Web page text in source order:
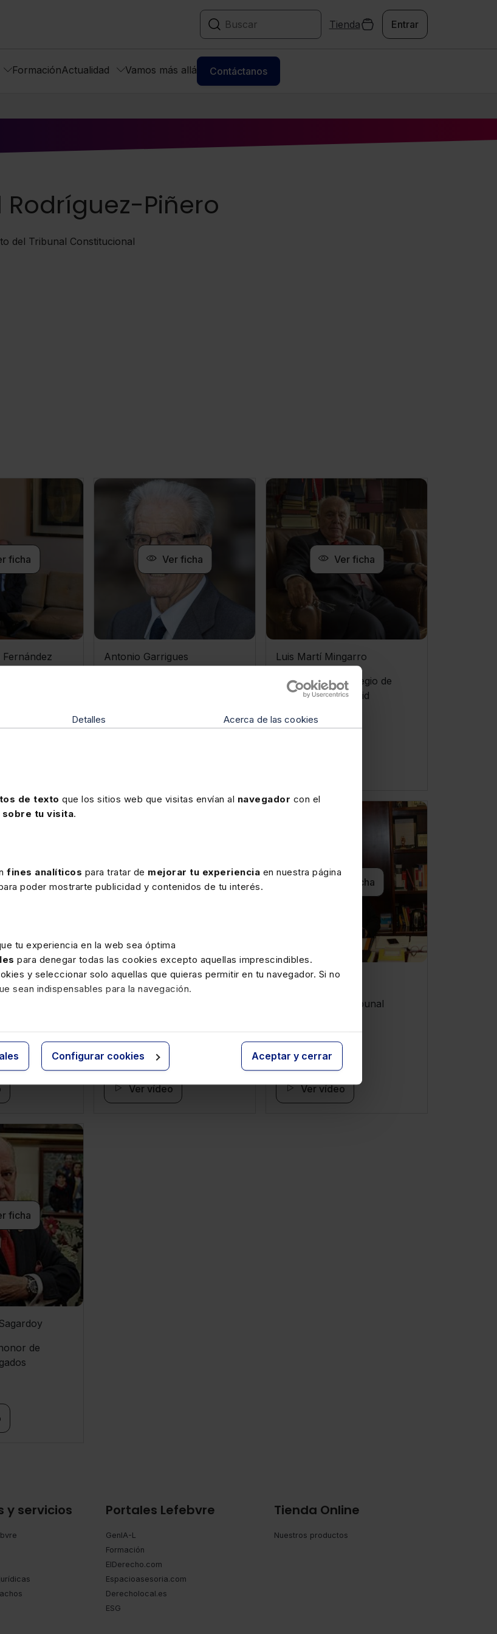
Detalles Acerca de las cookies
de texto que los sitios web que visitas envían al navegador con el
tu visita.
fines analíticos para tratar de mejorar tu experiencia en nuestra página
poder mostrarte publicidad y contenidos de tu interés.
tu experiencia en la web sea óptima
para denegar todas las cookies excepto aquellas imprescindibles.
y seleccionar solo aquellas que quieras permitir en tu navegador. Si no
sean indispensables para la navegación.
Configurar cookies Aceptar y cerrar
Tienda Entrar
FormaciónActualidad Vamos más allá Contáctanos
Rodríguez-Piñero
del Tribunal Constitucional
ficha Ver ficha
Antonio Garrigues
Ver ficha
Luis Martí Mingarro
Ex decano del Colegio de
abogados de Madrid
Ver ficha
Ana Palacio
Ver vídeo
Ver ficha
Encarna Roca
Magistrada del Tribunal
Ver vídeo
ficha
de
y servicios Portales Lefebvre
GenIA-L
Formación
ElDerecho.com
Espacioasesoria.com
Derecholocal.es
ESG
Tienda Online
Nuestros productos